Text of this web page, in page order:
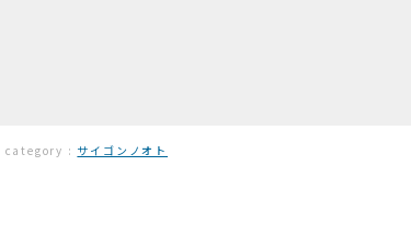
category : サイゴンノオト